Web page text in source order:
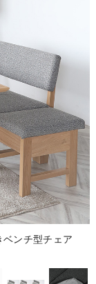
ンチ型チェア